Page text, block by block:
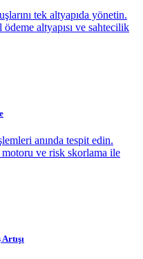
tek altyapıda yönetin.
altyapısı ve sahtecilik
anında tespit edin.
ve risk skorlama ile